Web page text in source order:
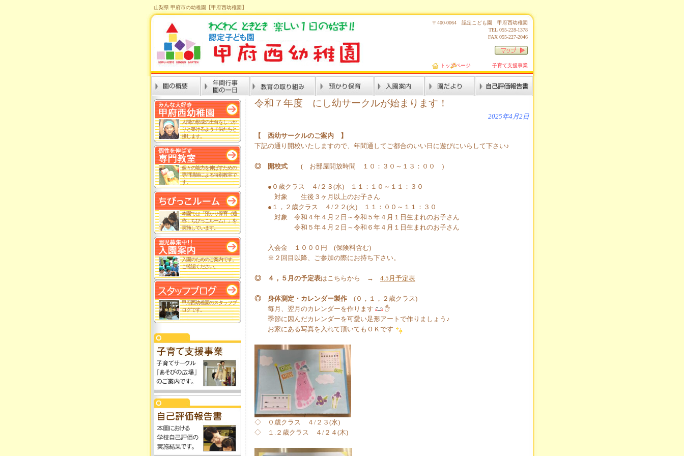
山梨県 甲府市の幼稚園【甲府西幼稚園】
〒400-0064 認定こども園 甲府西幼稚園
TEL 055-228-1378
FAX 055-227-2046
トップページ 子育て支援事業
令和７年度 にし幼サークルが始まります！
2025年4月2日
【 西幼サークルのご案内 】
下記の通り開校いたしますので、年間通してご都合のいい日に遊びにいらして下さい♪
◎ 開校式 ( お部屋開放時間 １０：３０～１３：００ )
●０歳クラス ４/２３(水) １１：１０～１１：３０
対象 生後３ヶ月以上のお子さん
●１，２歳クラス ４/２２(火) １１：００～１１：３０
対象 令和４年４月２日～令和５年４月１日生まれのお子さん
令和５年４月２日～令和６年４月１日生まれのお子さん
入会金 １０００円 (保険料含む)
※２回目以降、ご参加の際にお持ち下さい。
◎ ４，５月の予定表はこちらから → 4.5月予定表
◎ 身体測定・カレンダー製作 (０，１，２歳クラス)
毎月、翌月のカレンダーを作ります
✋
季節に因んだカレンダーを可愛い足形アートで作りましょう♪
お家にある写真を入れて頂いてもＯＫです
◇ ０歳クラス ４/２３(水)
◇ １.２歳クラス ４/２４(木)
人間の形成の土台をしっか
りと築けるよう子供たちと
接します。
個々の能力を伸ばすための
専門講師による特別教室で
す。
本園では「預かり保育（通
称：ちびっこルーム）」を
実施しています。
入園のためのご案内です。
ご確認ください。
甲府西幼稚園のスタッフブ
ログです。